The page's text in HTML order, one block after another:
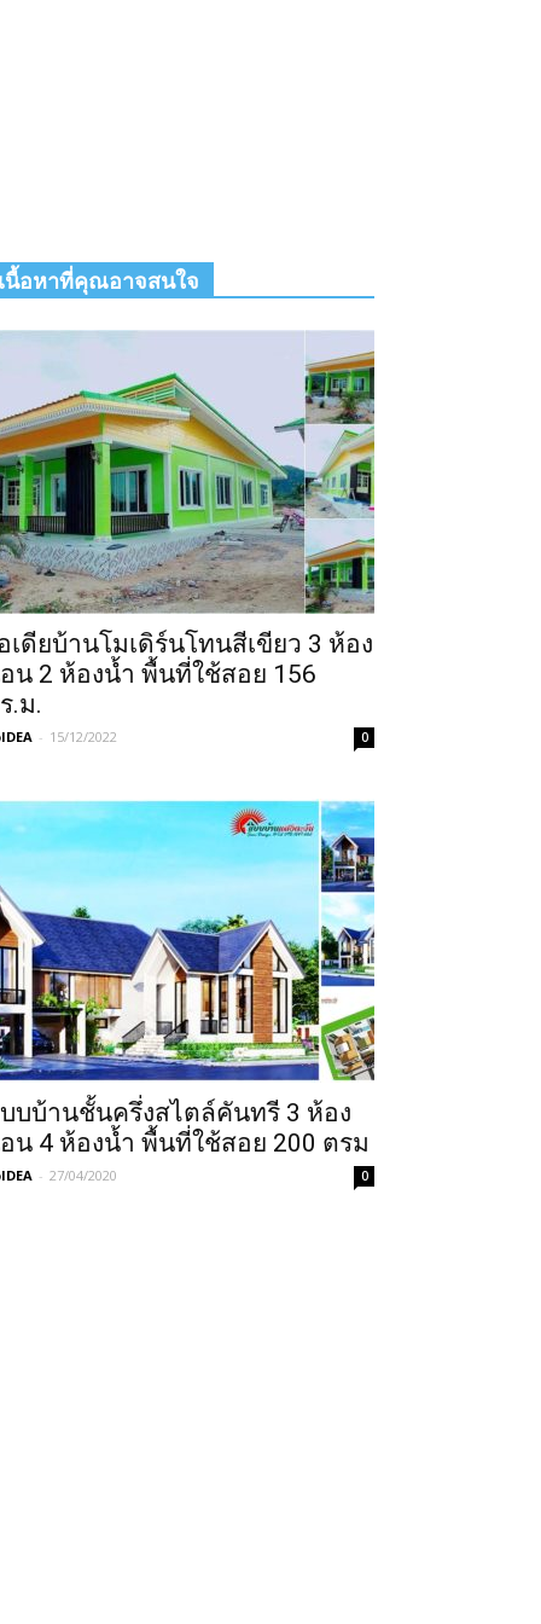
เนื้อหาที่คุณอาจสนใจ
เดียบ้านโมเดิร์นโทนสีเขียว 3 ห้อง
น 2 ห้องน้ำ พื้นที่ใช้สอย 156
.ม.
- 15/12/2022 0
บบ้านชั้นครึ่งสไตล์คันทรี 3 ห้อง
น 4 ห้องน้ำ พื้นที่ใช้สอย 200 ตรม
- 27/04/2020 0